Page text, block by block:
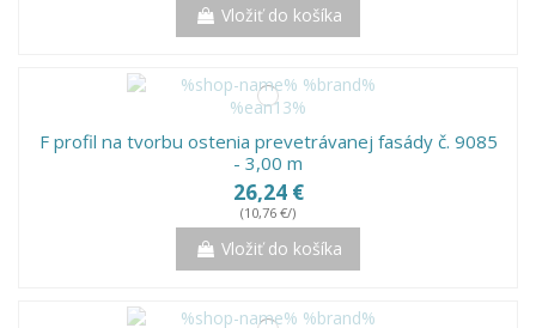
Vložiť do košíka
F profil na tvorbu ostenia prevetrávanej fasády č. 9085
- 3,00 m
26,24 €
(10,76 €/)
Vložiť do košíka